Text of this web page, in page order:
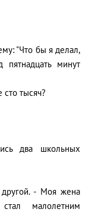
"Что бы я делал,
минут
тысяч?
два школьных
- Моя жена
малолетним